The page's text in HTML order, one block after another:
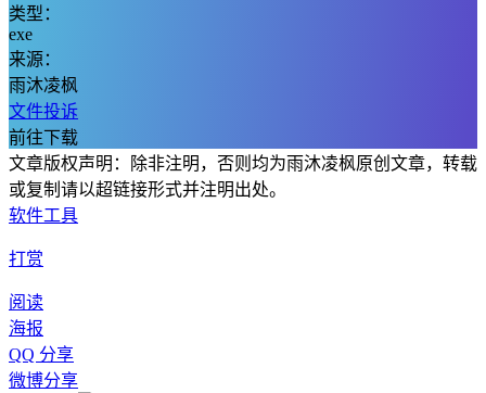
类型：
exe
来源：
雨沐凌枫
文件投诉
前往下载
文章版权声明：除非注明，否则均为雨沐凌枫原创文章，转载
或复制请以超链接形式并注明出处。
软件工具
打赏
阅读
海报
QQ 分享
微博分享